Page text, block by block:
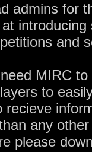
admins for
and
MIRC
to
recieve
any
please